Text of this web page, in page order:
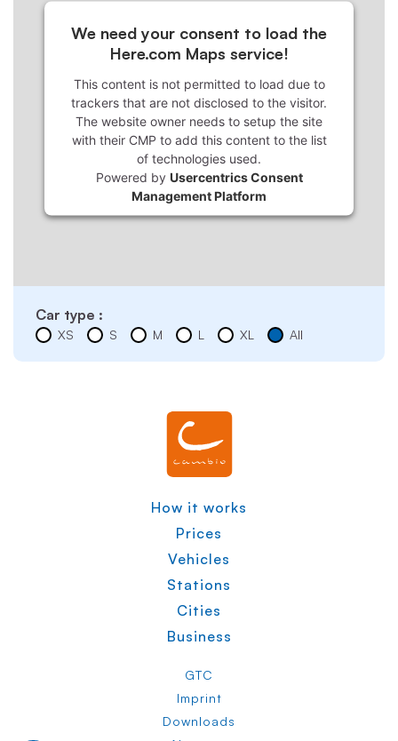
We need your consent to load the
Here.com Maps service!
This content is not permitted to load due to
trackers that are not disclosed to the visitor.
The website owner needs to setup the site
with their CMP to add this content to the list
of technologies used.
Powered by Usercentrics Consent
Management Platform
Car type :
XS S M L XL All
How it works
Prices
Vehicles
Stations
Cities
Business
GTC
Imprint
Downloads